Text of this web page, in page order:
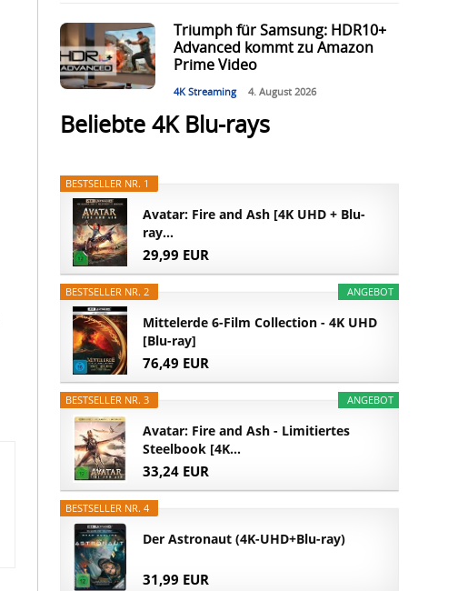
Triumph für Samsung: HDR10+
Advanced kommt zu Amazon
Prime Video
4K Streaming 4. August 2026
Beliebte 4K Blu-rays
BESTSELLER NR. 1
Avatar: Fire and Ash [4K UHD + Blu-
ray...
29,99 EUR
ANGEBOT
BESTSELLER NR. 2
Mittelerde 6-Film Collection - 4K UHD
[Blu-ray]
76,49 EUR
ANGEBOT
BESTSELLER NR. 3
Avatar: Fire and Ash - Limitiertes
Steelbook [4K...
33,24 EUR
BESTSELLER NR. 4
Der Astronaut (4K-UHD+Blu-ray)
31,99 EUR